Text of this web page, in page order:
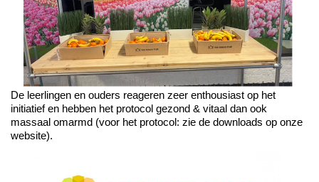
De leerlingen en ouders reageren zeer enthousiast op het
initiatief en hebben het protocol gezond & vitaal dan ook
massaal omarmd (voor het protocol: zie de downloads op onze
website).